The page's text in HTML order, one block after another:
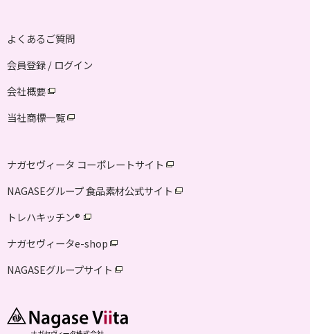
よくあるご質問
会員登録 / ログイン
会社概要
当社商標一覧
ナガセヴィータ コーポレートサイト
NAGASEグループ 食品素材公式サイト
トレハキッチン®
ナガセヴィータe-shop
NAGASEグループサイト